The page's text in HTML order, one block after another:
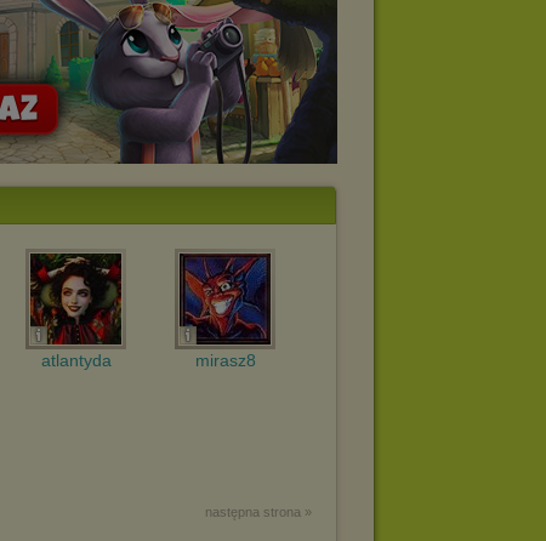
atlantyda mirasz8
następna strona »